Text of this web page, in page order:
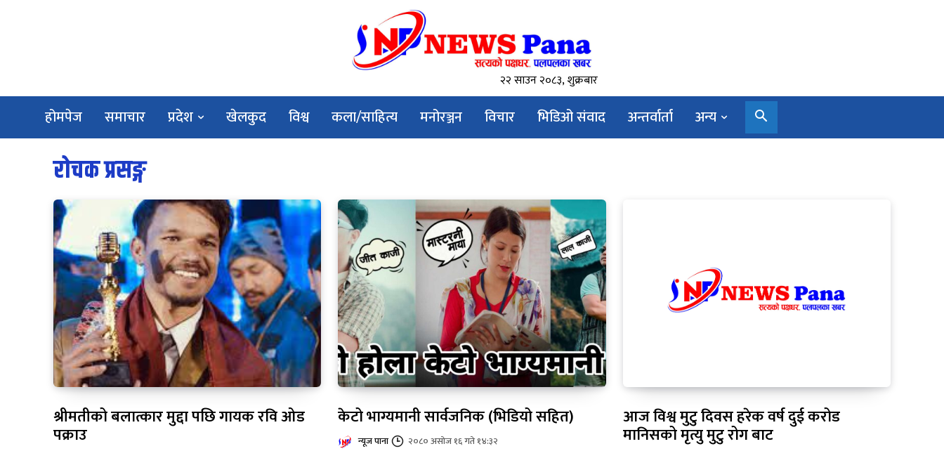
२२ साउन २०८३, शुक्रबार
होमपेज समाचार प्रदेश खेलकुद विश्व कला/साहित्य मनोरञ्जन विचार भिडिओ संवाद अन्तर्वार्ता अन्य
रोचक प्रसङ्ग
श्रीमतीको बलात्कार मुद्दा पछि गायक रवि ओड
पक्राउ
केटो भाग्यमानी सार्वजनिक (भिडियो सहित)
न्यूज पाना २०८० असोज १६ गते १४:३२
आज विश्व मुटु दिवस हरेक वर्ष दुई करोड
मानिसको मृत्यु मुटु रोग बाट